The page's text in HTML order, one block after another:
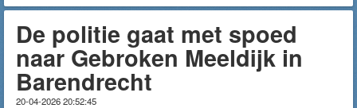
De politie gaat met spoed
naar Gebroken Meeldijk in
Barendrecht
20-04-2026 20:52:45